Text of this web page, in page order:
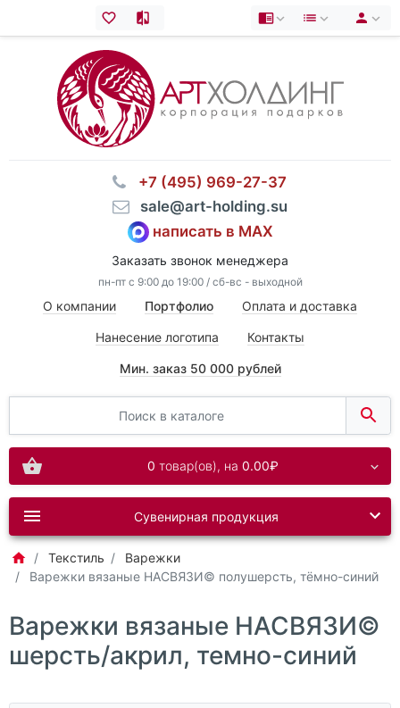
⠀+7 (495) 969-27-37
⠀sale@art-holding.su
написать в MAX
Заказать звонок менеджера
пн-пт с 9:00 до 19:00 / сб-вс - выходной
О компании Портфолио Оплата и доставка
Нанесение логотипа Контакты
Мин. заказ 50 000 рублей
0 товар(ов), на 0.00₽
Сувенирная продукция
Текстиль
Варежки
Варежки вязаные НАСВЯЗИ© полушерсть, тёмно-синий
Варежки вязаные НАСВЯЗИ©
шерсть/акрил, темно-синий